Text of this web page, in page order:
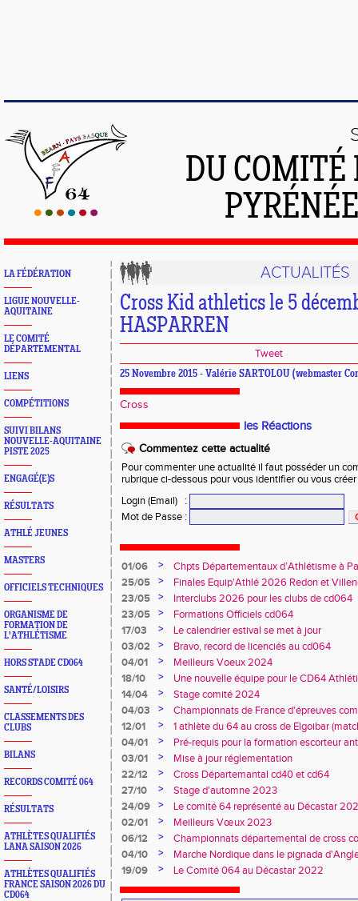
DU
LA FÉDÉRATION
LIGUE NOUVELLE-
AQUITAINE
LE COMITÉ
DÉPARTEMENTAL
LIENS
COMPÉTITIONS
SUIVI BILANS
NOUVELLE-AQUITAINE
PISTE 2025
ENGAGÉ(E)S
RÉSULTATS
ATHLÉ JEUNES
MASTERS
OFFICIELS TECHNIQUES
ORGANISME DE
FORMATION DE
L'ATHLÉTISME
HORS STADE CD064
SANTÉ/LOISIRS
CLASSEMENTS DES
CLUBS
BILANS
RECORDS COMITÉ 064
RÉSULTATS
ATHLÈTES QUALIFIÉS
LANA SAISON 2026
ATHLÈTES QUALIFIÉS
FRANCE SAISON 2026 DU
CD064
ACTUALITÉS
Cross Kid athletics le 5
HASPARREN
Tweet
25 Novembre 2015 - Valérie SARTOLOU (webmaster
Cross
les Réactions
Commentez cette actualité
Pour commenter une actualité il faut posséder un
rubrique ci-dessous pour vous identifier ou vous
Login (Email)
:
Mot de Passe :
01/06 >
Chpts Départementaux d’Athlétisme à
Toulouse
25/05 >
Finales Equip'Athlé 2026 Redon et
23/05
>
Interclubs 2026 pour les clubs de cd064
23/05
>
Formations Officiels cd064
17/03
>
Le calendrier estival se met à jour
03/02
>
Bravo, record de licenciés au cd064
04/01
>
Meilleurs Voeux 2024
18/10
>
Une nouvelle équipe pour le CD64
14/04
>
Stage comité 2024
04/03
>
Championnats de France d'épreuves
Duler titré
12/01 >
1 athlète du 64 au cross de Elgoibar
04/01
>
Pré-requis pour la formation escorteur
03/01
>
Mise à jour réglementation
22/12
>
Cross Départemantal cd40 et cd64
27/10
>
Stage d'automne 2023
24/09
>
Le comité 64 représenté au Décastar
02/01
>
Meilleurs Vœux 2023
06/12
>
Championnats départemental de cross
04/10
>
Marche Nordique dans le pignada
19/09
> Le Comité 064 au Décastar 2022